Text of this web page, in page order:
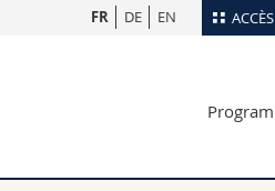
Plan d'accès
Webmail
FR DE EN